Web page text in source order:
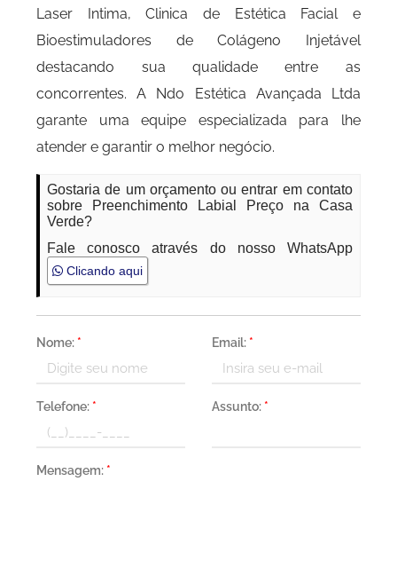
Laser Intima, Clinica de Estética Facial e
Bioestimuladores de Colágeno Injetável
destacando sua qualidade entre as
concorrentes. A Ndo Estética Avançada Ltda
garante uma equipe especializada para lhe
atender e garantir o melhor negócio.
Gostaria de um orçamento ou entrar em contato
sobre Preenchimento Labial Preço na Casa
Verde?
Fale conosco através do nosso WhatsApp
Clicando aqui
Nome: * Email: *
Telefone: * Assunto: *
Mensagem: *